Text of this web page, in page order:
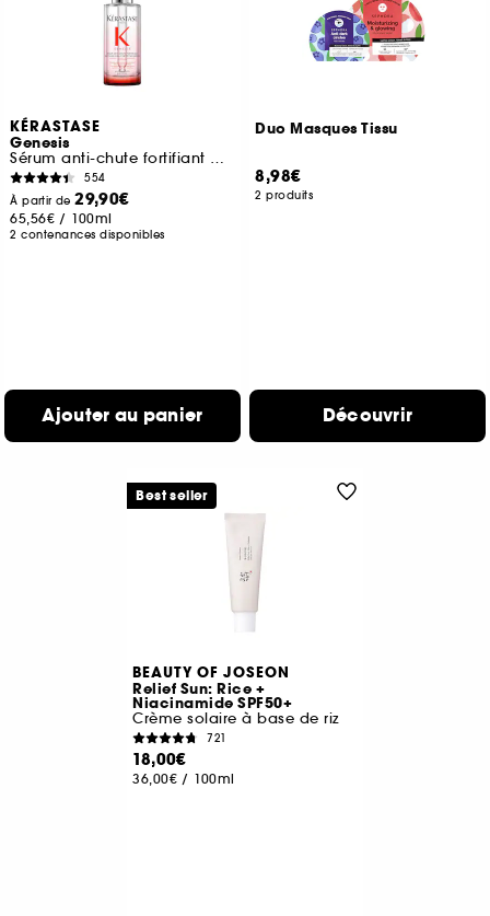
KÉRASTASE
Genesis
Sérum anti-chute fortifiant pour cheveux affinés et fragiles
554
À partir de29,90€
65,56€ / 100ml
2 contenances disponibles
Ajouter au panier
Duo Masques Tissu
8,98€
2 produits
Découvrir
BEAUTY OF JOSEON
Relief Sun: Rice +
Niacinamide SPF50+
Crème solaire à base de riz
721
18,00€
36,00€ / 100ml
Best seller